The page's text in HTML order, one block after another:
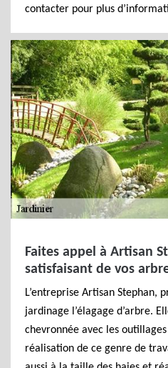
contacter pour plus
Faites appel à Artisan
satisfaisant de vos
L’entreprise Artisan Stephan,
jardinage l’élagage d’arbre.
chevronnée avec les
réalisation de ce genre de